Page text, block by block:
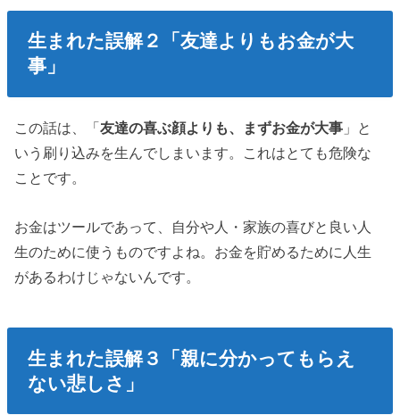
生まれた誤解２「友達よりもお金が大
事」
この話は、「友達の喜ぶ顔よりも、まずお金が大事 」と
いう刷り込みを生んでしまいます。これはとても危険な
ことです。
お金はツールであって、自分や人・家族の喜びと良い人
生のために使うものですよね。お金を貯めるために人生
があるわけじゃないんです。
生まれた誤解３「親に分かってもらえ
ない悲しさ」